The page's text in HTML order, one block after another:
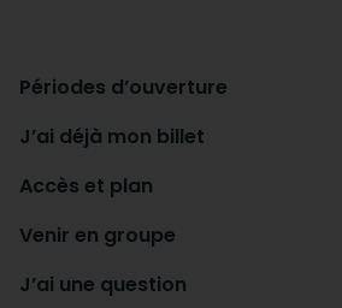
Périodes d’ouverture
J’ai déjà mon billet
Accès et plan
Venir en groupe
J’ai une question